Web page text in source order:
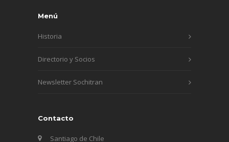
Menú
Historia
Directorio y Socios
Newsletter Sochitran
Contacto
Santiago de Chile